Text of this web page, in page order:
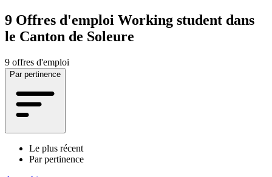
9 Offres d'emploi Working student dans
le Canton de Soleure
9 offres d'emploi
Par pertinence
Le plus récent
Par pertinence